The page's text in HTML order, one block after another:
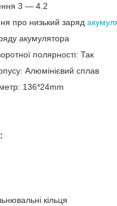
3 — 4.2
про низький заряд
акумулятора
полярності: Так
Алюмінієвий сплав
136*24mm
кільця